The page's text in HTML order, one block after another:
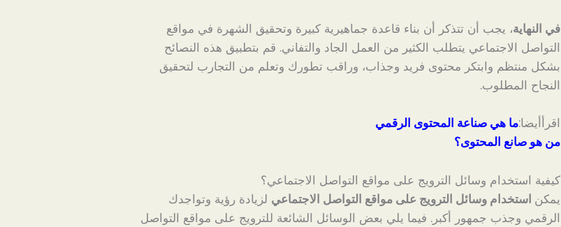
في النهاية، يجب أن تتذكر أن بناء قاعدة جماهيرية كبيرة وتحقيق الشهرة في مواقع
التواصل الاجتماعي يتطلب الكثير من العمل الجاد والتفاني. قم بتطبيق هذه النصائح
بشكل منتظم وابتكر محتوى فريد وجذاب، وراقب تطورك وتعلم من التجارب لتحقيق
النجاح المطلوب.
اقرأأيضا:ما هي صناعة المحتوى الرقمي
من هو صانع المحتوى؟
كيفية استخدام وسائل الترويج على مواقع التواصل الاجتماعي؟
يمكن استخدام وسائل الترويج على مواقع التواصل الاجتماعي لزيادة رؤية وتواجدك
الرقمي وجذب جمهور أكبر. فيما يلي بعض الوسائل الشائعة للترويج على مواقع التواصل